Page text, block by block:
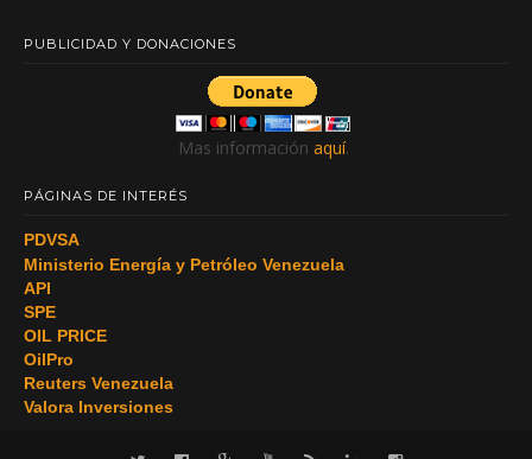
PUBLICIDAD Y DONACIONES
Mas información aquí.
PÁGINAS DE INTERÉS
PDVSA
Ministerio Energía y Petróleo Venezuela
API
SPE
OIL PRICE
OilPro
Reuters Venezuela
Valora Inversiones